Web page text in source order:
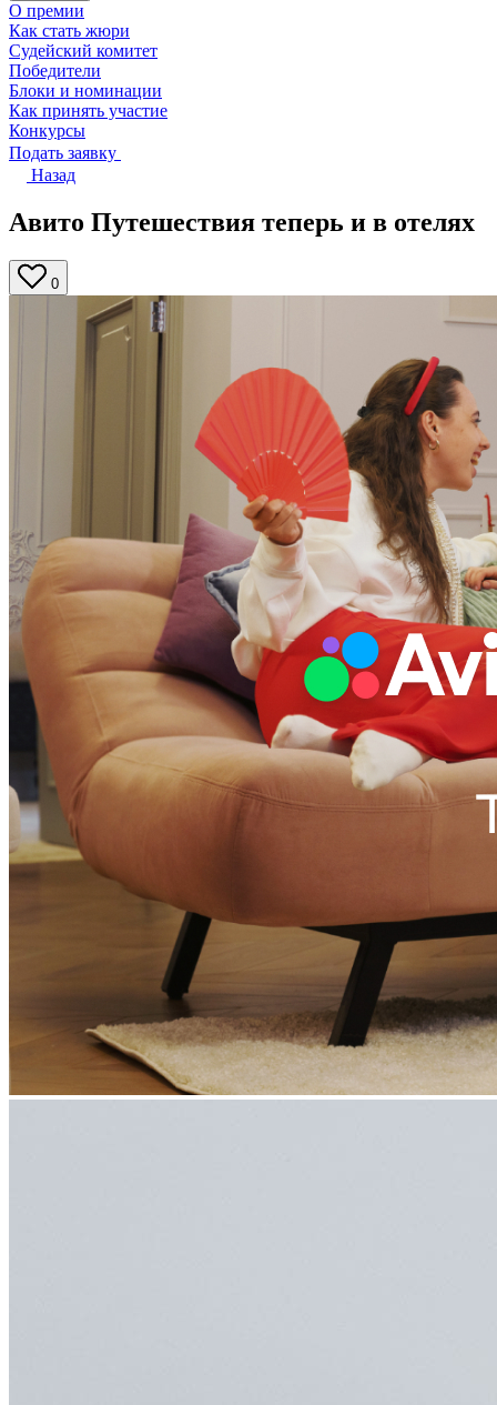
О премии
Как стать жюри
Судейский комитет
Победители
Блоки и номинации
Как принять участие
Конкурсы
Подать заявку
Назад
Авито Путешествия теперь и в отелях
0